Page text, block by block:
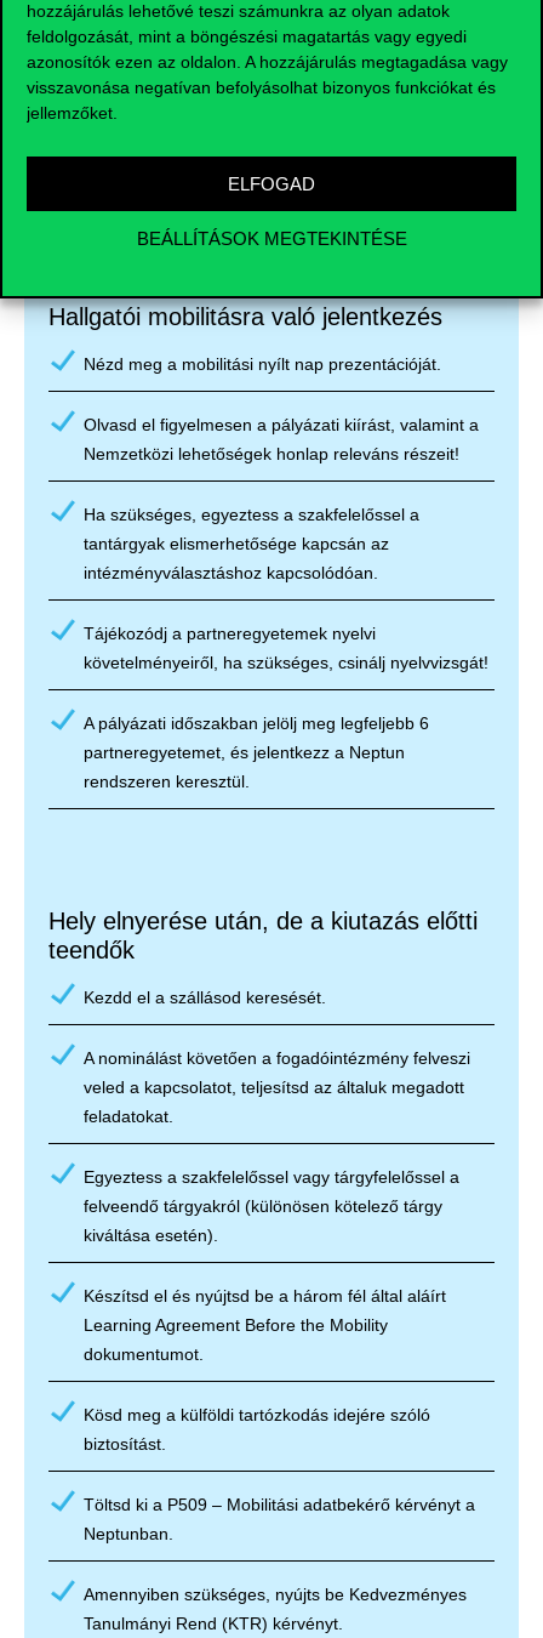
hozzájárulás lehetővé teszi számunkra az olyan adatok
feldolgozását, mint a böngészési magatartás vagy egyedi
azonosítók ezen az oldalon. A hozzájárulás megtagadása vagy
visszavonása negatívan befolyásolhat bizonyos funkciókat és
jellemzőket.
ELFOGAD
BEÁLLÍTÁSOK MEGTEKINTÉSE
Hallgatói mobilitásra való jelentkezés
Nézd meg a mobilitási nyílt nap prezentációját.
Olvasd el figyelmesen a pályázati kiírást, valamint a
Nemzetközi lehetőségek honlap releváns részeit!
Ha szükséges, egyeztess a szakfelelőssel a
tantárgyak elismerhetősége kapcsán az
intézményválasztáshoz kapcsolódóan.
Tájékozódj a partneregyetemek nyelvi
követelményeiről, ha szükséges, csinálj nyelvvizsgát!
A pályázati időszakban jelölj meg legfeljebb 6
partneregyetemet, és jelentkezz a Neptun
rendszeren keresztül.
Hely elnyerése után, de a kiutazás előtti
teendők
Kezdd el a szállásod keresését.
A nominálást követően a fogadóintézmény felveszi
veled a kapcsolatot, teljesítsd az általuk megadott
feladatokat.
Egyeztess a szakfelelőssel vagy tárgyfelelőssel a
felveendő tárgyakról (különösen kötelező tárgy
kiváltása esetén).
Készítsd el és nyújtsd be a három fél által aláírt
Learning Agreement Before the Mobility
dokumentumot.
Kösd meg a külföldi tartózkodás idejére szóló
biztosítást.
Töltsd ki a P509 – Mobilitási adatbekérő kérvényt a
Neptunban.
Amennyiben szükséges, nyújts be Kedvezményes
Tanulmányi Rend (KTR) kérvényt.